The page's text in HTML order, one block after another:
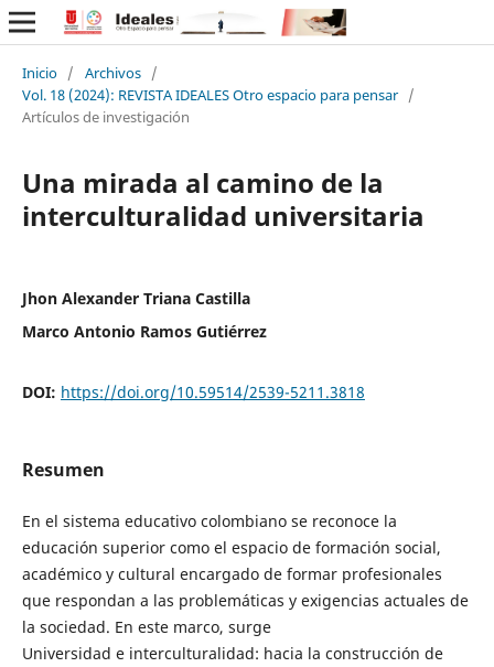
Inicio / Archivos /
Vol. 18 (2024): REVISTA IDEALES Otro espacio para pensar /
Artículos de investigación
Una mirada al camino de la
interculturalidad universitaria
Jhon Alexander Triana Castilla
Marco Antonio Ramos Gutiérrez
DOI: https://doi.org/10.59514/2539-5211.3818
Resumen
En el sistema educativo colombiano se reconoce la
educación superior como el espacio de formación social,
académico y cultural encargado de formar profesionales
que respondan a las problemáticas y exigencias actuales de
la sociedad. En este marco, surge
Universidad e interculturalidad: hacia la construcción de